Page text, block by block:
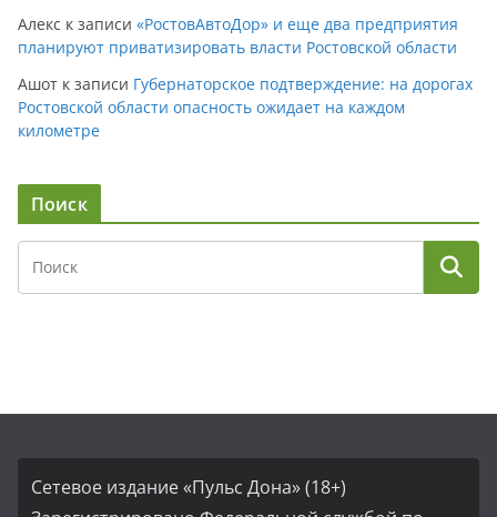
Алекс к записи «РостовАвтоДор» и еще два предприятия
планируют приватизировать власти Ростовской области
Ашот к записи Губернаторское подтверждение: на дорогах
Ростовской области опасность ожидает на каждом
километре
Поиск
Сетевое издание «Пульс Дона» (18+)